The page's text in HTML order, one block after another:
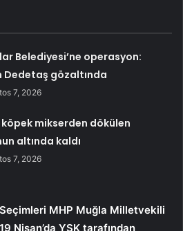
Belediyesi’ne operasyon:
Dedetaş gözaltında
7, 2026
köpek mikserden dökülen
altında kaldı
7, 2026
MHP Muğla Milletvekili
Nisan’da YSK tarafından